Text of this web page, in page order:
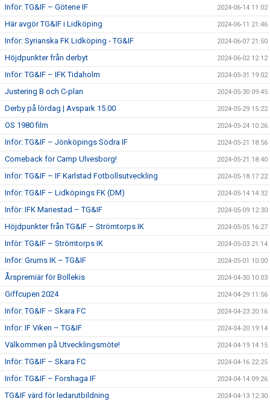
Inför: TG&IF – Götene IF 2024-06-14 11:02
Här avgör TG&IF i Lidköping 2024-06-11 21:46
Inför: Syrianska FK Lidköping - TG&IF 2024-06-07 21:50
Höjdpunkter från derbyt 2024-06-02 12:12
Inför: TG&IF – IFK Tidaholm 2024-05-31 19:02
Justering B och C-plan 2024-05-30 09:45
Derby på lördag | Avspark 15.00 2024-05-29 15:22
OS 1980 film 2024-05-24 10:26
Inför: TG&IF – Jönköpings Södra IF 2024-05-21 18:56
Comeback för Camp Ulvesborg! 2024-05-21 18:40
Inför: TG&IF – IF Karlstad Fotbollsutveckling 2024-05-18 17:22
Inför: TG&IF – Lidköpings FK (DM) 2024-05-14 14:32
Inför: IFK Mariestad – TG&IF 2024-05-09 12:30
Höjdpunkter från TG&IF – Strömtorps IK 2024-05-05 16:27
Inför: TG&IF – Strömtorps IK 2024-05-03 21:14
Inför: Grums IK – TG&IF 2024-05-01 10:00
Årspremiär för Bollekis 2024-04-30 10:03
Giffcupen 2024 2024-04-29 11:56
Inför: TG&IF – Skara FC 2024-04-23 20:16
Inför: IF Viken – TG&IF 2024-04-20 19:14
Välkommen på Utvecklingsmöte! 2024-04-19 14:15
Inför: TG&IF – Skara FC 2024-04-16 22:25
Inför: TG&IF – Forshaga IF 2024-04-14 09:26
TG&IF värd för ledarutbildning 2024-04-13 12:30